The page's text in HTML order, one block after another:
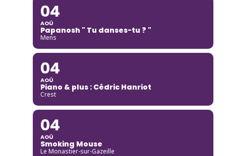
04
AOÛ
Papanosh " Tu danses-tu ? "
Mens
04
AOÛ
Piano & plus : Cédric Hanriot
Crest
04
AOÛ
Smoking Mouse
Le Monastier-sur-Gazeille